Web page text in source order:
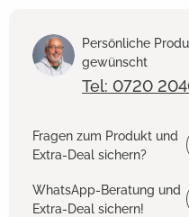
Persönliche
gewünscht
Tel: 0720
Fragen zum Produkt und
Extra-Deal sichern?
WhatsApp-Beratung und
Extra-Deal sichern!